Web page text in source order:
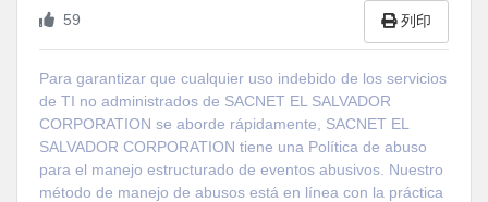
列印
59
Para garantizar que cualquier uso indebido de los servicios
de TI no administrados de SACNET EL SALVADOR
CORPORATION se aborde rápidamente, SACNET EL
SALVADOR CORPORATION tiene una Política de abuso
para el manejo estructurado de eventos abusivos. Nuestro
método de manejo de abusos está en línea con la práctica